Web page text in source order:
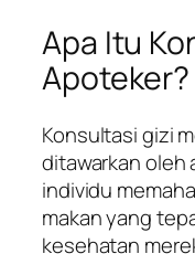
Apa Itu
Apoteker?
Konsultasi gizi
ditawarkan
individu
makan yang
kesehatan